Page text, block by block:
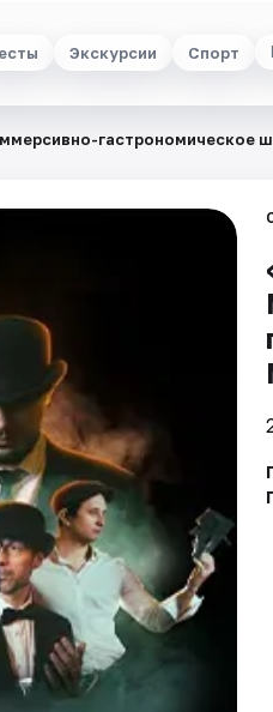
Экскурсии Спорт
гастрономическое